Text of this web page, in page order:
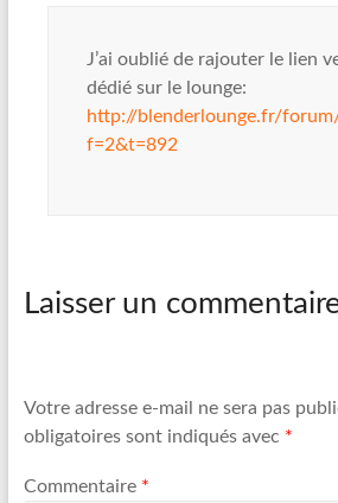
J’ai oublié de rajouter le lien
dédié sur le lounge:
http://blenderlounge.fr/
f=2&t=892
Laisser un
Votre adresse e-mail ne sera pas
obligatoires sont indiqués avec *
Commentaire *